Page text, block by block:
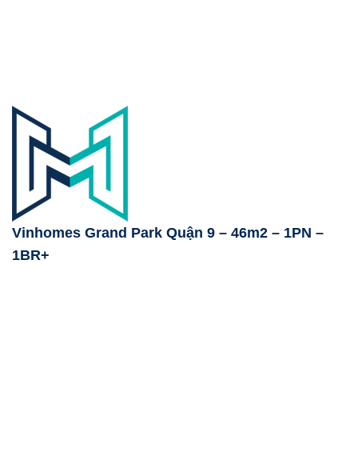
Vinhomes Grand Park Quận 9 – 46m2 – 1PN –
1BR+